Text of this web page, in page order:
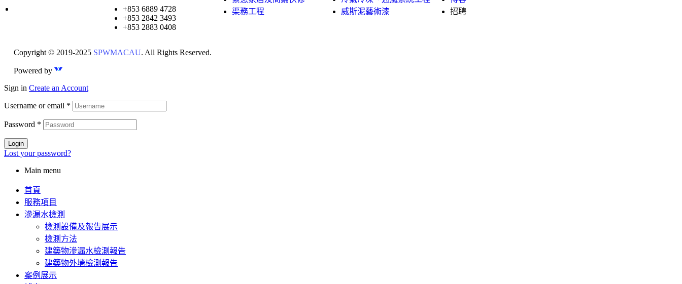
+853 6889 4728
+853 2842 3493
+853 2883 0408
渠務工程
威斯泥藝術漆
招聘
Copyright © 2019-2025 SPWMACAU. All Rights Reserved.
Powered by
Sign in Create an Account
Username or email *
Password *
Login
Lost your password?
Main menu
首頁
服務項目
滲漏水檢測
檢測設備及報告展示
檢測方法
建築物滲漏水檢測報告
建築物外墻檢測報告
案例展示